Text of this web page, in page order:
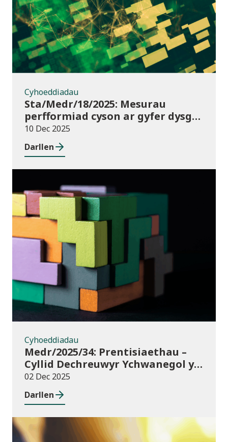
Cyhoeddiadau
Sta/Medr/18/2025: Mesurau
perfformiad cyson ar gyfer dysgu
ôl-16: Cyrchfannau dysgwyr, Awst
2021 i Orffennaf 2023
10 Dec 2025
Darllen
Cyhoeddiadau
Cyhoeddiadau
Medr/2025/34: Prentisiaethau –
Cyllid Dechreuwyr Ychwanegol y
Rhaglen Lywodraethu
02 Dec 2025
Darllen